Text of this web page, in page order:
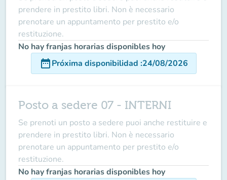
prendere in prestito libri. Non è necessario
prenotare un appuntamento per prestito e/o
restituzione.
No hay franjas horarias disponibles hoy
date_rangePróxima disponibilidad :24/08/2026
Posto a sedere 07 - INTERNI
Se prenoti un posto a sedere puoi anche restituire e
prendere in prestito libri. Non è necessario
prenotare un appuntamento per prestito e/o
restituzione.
No hay franjas horarias disponibles hoy